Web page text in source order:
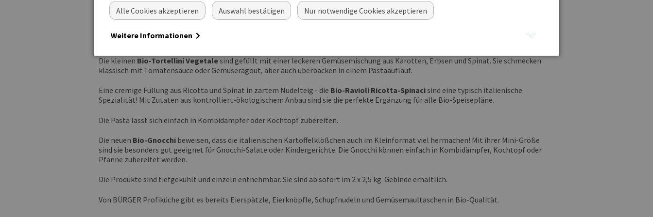
Tortelloni mit Ricotta-Spinat-Füllung dürfen auf keinem Speiseplan fehlen. Jetzt gibt es die beliebte Sorte auch in Bio-Qualität mit
einer cremigen Füllung aus Spinat und Ricotta. Mit Tomatensauce serviert überzeugen die
große und
kleine Genießer!
Die kleinen Bio-Tortellini Vegetalesind gefüllt mit einer leckeren Gemüsemischung aus Karotten, Erbsen und Spinat. Sie schmecken
klassisch mit Tomatensauce oder Gemüseragout, aber auch überbacken in einem Pastaauflauf.
Eine cremige Füllung aus Ricotta und Spinat in zartem Nudelteig - die Bio-Ravioli Ricotta-Spinacisind eine typisch italienische
Spezialität! Mit Zutaten aus kontrolliert-ökologischem Anbau sind sie die perfekte Ergänzung für alle Bio-Speisepläne.
Die Pasta lässt sich einfach in Kombidämpfer oder Kochtopf zubereiten.
Die neuen Bio-Gnocchi beweisen, dass die italienischen Kartoffelklößchen auch im Kleinformat viel hermachen! Mit ihrer Mini-Größe
sind sie besonders gut geeignet für Gnocchi-Salate oder Kindergerichte. Die Gnocchi können einfach in Kombidämpfer, Kochtopf oder
Pfanne zubereitet werden.
Die Produkte sind tiefgekühlt und einzeln entnehmbar. Sie sind ab sofort im 2 x 2,5 kg-Gebinde erhältlich.
Von BÜRGER Profiküche gibt es bereits Eierspätzle, Eierknöpfle, Schupfnudeln und Gemüsemaultaschen in Bio-Qualität.
Alle Cookies akzeptieren Auswahl bestätigen Nur notwendige Cookies akzeptieren
Weitere Informationen